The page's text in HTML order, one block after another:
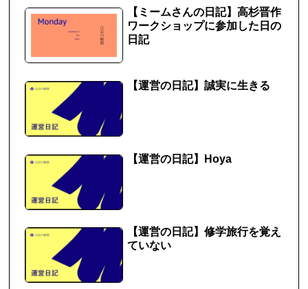
【ミームさんの日記】高杉晋作
ワークショップに参加した日の
日記
【運営の日記】誠実に生きる
【運営の日記】Hoya
【運営の日記】修学旅行を覚え
ていない